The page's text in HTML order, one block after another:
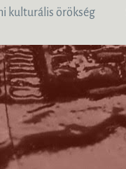
kulturális örökség